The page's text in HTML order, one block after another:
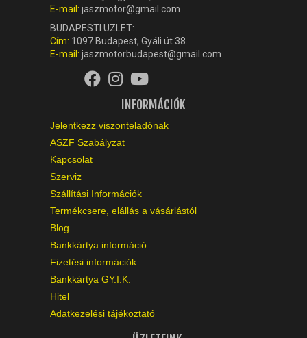
E-mail: jaszmotor@gmail.com
BUDAPESTI ÜZLET:
Cím: 1097 Budapest, Gyáli út 38.
E-mail: jaszmotorbudapest@gmail.com
INFORMÁCIÓK
Jelentkezz viszonteladónak
ASZF Szabályzat
Kapcsolat
Szerviz
Szállítási Információk
Termékcsere, elállás a vásárlástól
Blog
Bankkártya információ
Fizetési információk
Bankkártya GY.I.K.
Hitel
Adatkezelési tájékoztató